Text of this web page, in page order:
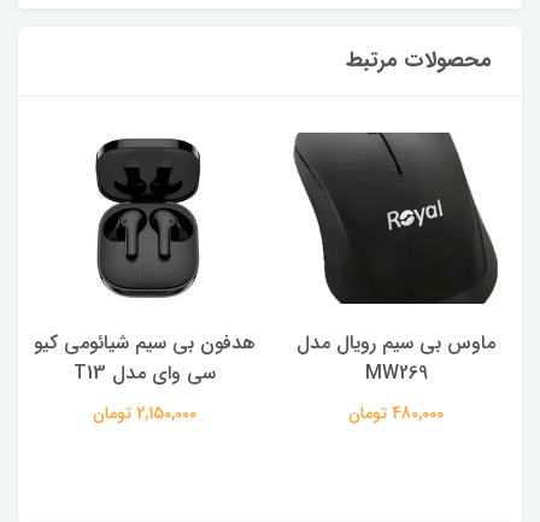
محصولات مرتبط
ماوس بی سیم رویال مدل
MW269
480,000 تومان
هدفون بی سیم شیائومی کیو
سی وای مدل T13
2,150,000 تومان